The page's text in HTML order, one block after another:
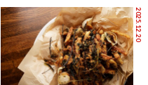
2025.12.20